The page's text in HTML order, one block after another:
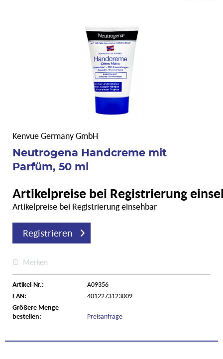
Kenvue Germany GmbH
Neutrogena Handcreme mit
Parfüm, 50 ml
Artikelpreise bei Registrierung
Artikelpreise bei Registrierung einsehbar
Registrieren
Merken
Artikel-Nr.:
A09356
EAN:
4012273123009
Größere Menge
bestellen:
Preisanfrage